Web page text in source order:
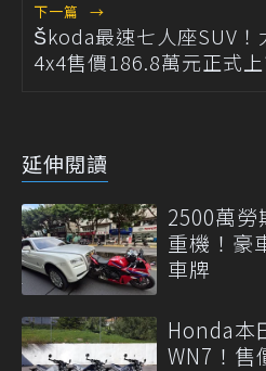
下一篇 →
Škoda最速七人座SUV
4x4售價186.8萬元正式上
延伸閱讀
2500萬勞
重機！豪
車牌
Honda本
WN7！售